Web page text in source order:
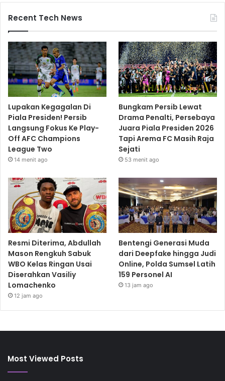
Recent Tech News
Lupakan Kegagalan Di
Piala Presiden! Persib
Langsung Fokus Ke Play-
Off AFC Champions
League Two
14 menit ago
Bungkam Persib Lewat
Drama Penalti, Persebaya
Juara Piala Presiden 2026
Tapi Arema FC Masih Raja
Sejati
53 menit ago
Resmi Diterima, Abdullah
Mason Rengkuh Sabuk
WBO Kelas Ringan Usai
Diserahkan Vasiliy
Lomachenko
12 jam ago
Bentengi Generasi Muda
dari Deepfake hingga Judi
Online, Polda Sumsel Latih
159 Personel AI
13 jam ago
Most Viewed Posts